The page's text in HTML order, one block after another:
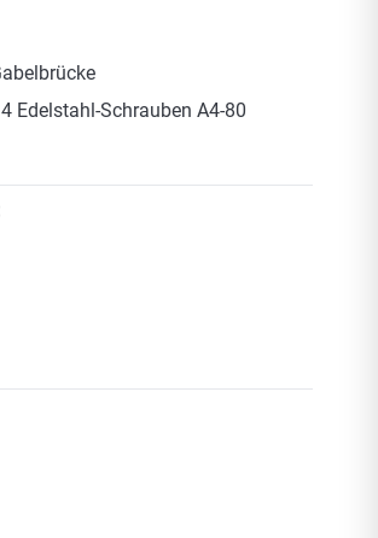
Edelstahl-Schrauben A4-80